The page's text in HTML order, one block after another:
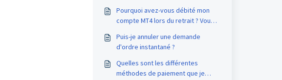
Pourquoi avez-vous débité mon
compte MT4 lors du retrait ? Vous
que j'avais demandé.
Puis-je annuler une demande
d'ordre instantané ?
Quelles sont les différentes
méthodes de paiement que je